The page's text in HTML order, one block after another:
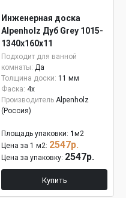
Инженерная доска
Alpenholz Дуб Grey 1015-
1340х160х11
Подходит для ванной
комнаты: Да
Толщина доски: 11 мм
Фаска: 4x
Производитель Alpenholz
(Россия)
Площадь упаковки: 1 м2
Цена за 1 м2: 2547р.
Цена за упаковку: 2547р.
Купить